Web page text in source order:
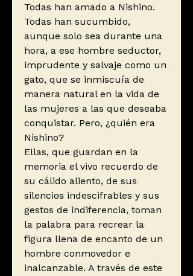
Todas han amado a Nishino.
Todas han sucumbido,
aunque solo sea durante una
hora, a ese hombre seductor,
imprudente y salvaje como un
gato, que se inmiscuía de
manera natural en la vida de
las mujeres a las que deseaba
conquistar. Pero, ¿quién era
Nishino?
Ellas, que guardan en la
memoria el vivo recuerdo de
su cálido aliento, de sus
silencios indescifrables y sus
gestos de indiferencia, toman
la palabra para recrear la
figura llena de encanto de un
hombre conmovedor e
inalcanzable. A través de este